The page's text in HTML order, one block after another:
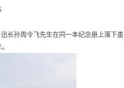
孙周令飞先生在同一本纪念册上落下墨